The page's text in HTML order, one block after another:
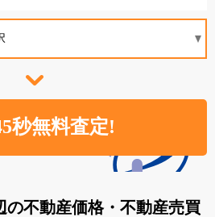
の不動産価格・不動産売買